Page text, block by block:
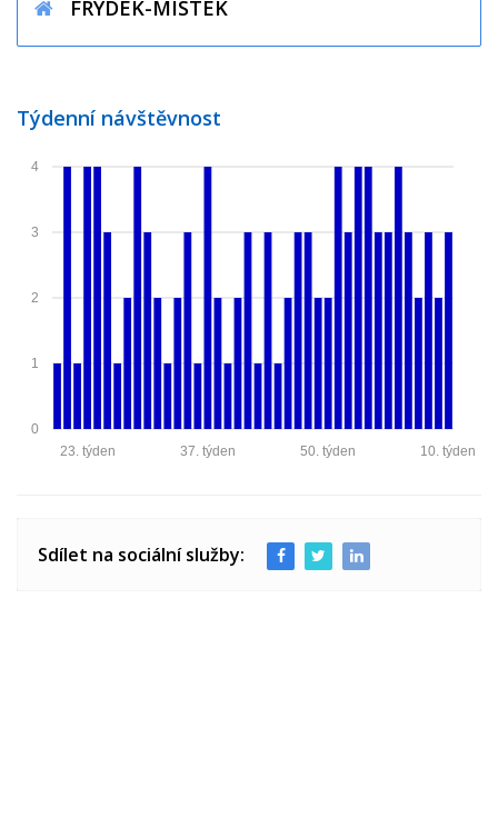
FRÝDEK-MÍSTEK
Týdenní návštěvnost
0
1
2
3
4
10. týden
50. týden
37. týden
23. týden
Sdílet na sociální služby: